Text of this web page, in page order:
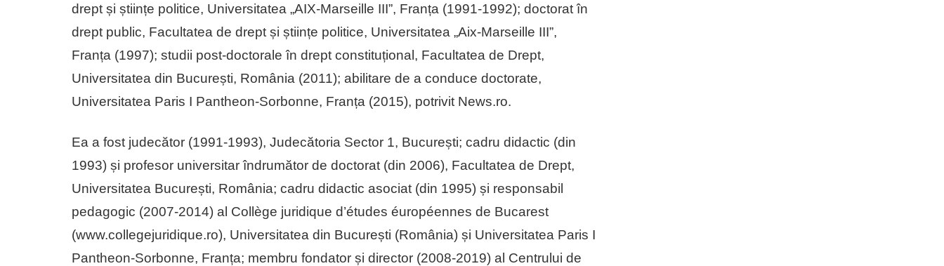
drept și științe politice, Universitatea „AIX-Marseille III”, Franța (1991-1992); doctorat în
drept public, Facultatea de drept și științe politice, Universitatea „Aix-Marseille III”,
Franța (1997); studii post-doctorale în drept constituțional, Facultatea de Drept,
Universitatea din București, România (2011); abilitare de a conduce doctorate,
Universitatea Paris I Pantheon-Sorbonne, Franța (2015), potrivit News.ro.
Ea a fost judecător (1991-1993), Judecătoria Sector 1, București; cadru didactic (din
1993) și profesor universitar îndrumător de doctorat (din 2006), Facultatea de Drept,
Universitatea București, România; cadru didactic asociat (din 1995) și responsabil
pedagogic (2007-2014) al Collège juridique d’études éuropéennes de Bucarest
(www.collegejuridique.ro), Universitatea din București (România) și Universitatea Paris I
Pantheon-Sorbonne, Franța; membru fondator și director (2008-2019) al Centrului de